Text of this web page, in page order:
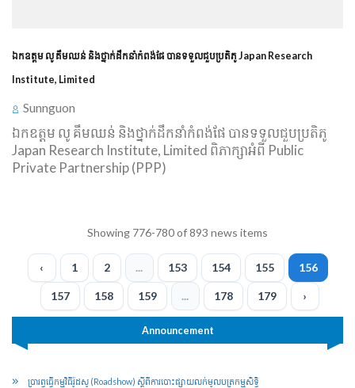
ឯកឧត្តម លូ គឹមឈន់ និង​ថ្នាក់ដឹកនាំ​កំពង់ផែ បាន​ទទួល​ជួប​ប្រតិភូ Japan Research
Institute, Limited
Sunnguon
ឯកឧត្តម លូ គឹមឈន់ និង​ថ្នាក់ដឹកនាំ​កំពង់ផែ បាន​ទទួល​ជួប​ប្រតិភូ
Japan Research Institute, Limited ពិភាក្សា​អំពី Public
Private Partnership (PPP)
Showing 776-780 of 893 news items
‹ 1 2 ... 153 154 155 156
157 158 159 ... 178 179 ›
Announcement
ប្រារព្ធ​ធ្វើ​កម្មវិធី​រ៉ូដ​សូ (Roadshow) ស្ដីពី​ការបោះ​ផ្សាយ​លក់​មូល​ប​ត្រ​កម្មសិទ្ធិ​